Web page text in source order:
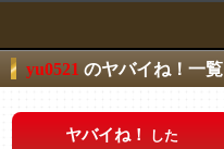
yu0521 のヤバイね！一覧
ヤバイね！ した